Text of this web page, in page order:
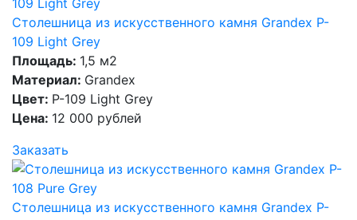
Столешница из искусственного камня Grandex P-
109 Light Grey
Площадь: 1,5 м2
Материал: Grandex
Цвет: P-109 Light Grey
Цена: 12 000 рублей
Заказать
Столешница из искусственного камня Grandex P-